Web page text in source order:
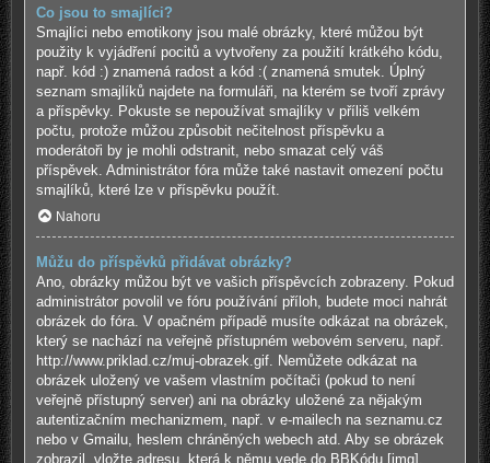
Co jsou to smajlíci?
Smajlíci nebo emotikony jsou malé obrázky, které můžou být
použity k vyjádření pocitů a vytvořeny za použití krátkého kódu,
např. kód :) znamená radost a kód :( znamená smutek. Úplný
seznam smajlíků najdete na formuláři, na kterém se tvoří zprávy
a příspěvky. Pokuste se nepoužívat smajlíky v příliš velkém
počtu, protože můžou způsobit nečitelnost příspěvku a
moderátoři by je mohli odstranit, nebo smazat celý váš
příspěvek. Administrátor fóra může také nastavit omezení počtu
smajlíků, které lze v příspěvku použít.
Nahoru
Můžu do příspěvků přidávat obrázky?
Ano, obrázky můžou být ve vašich příspěvcích zobrazeny. Pokud
administrátor povolil ve fóru používání příloh, budete moci nahrát
obrázek do fóra. V opačném případě musíte odkázat na obrázek,
který se nachází na veřejně přístupném webovém serveru, např.
http://www.priklad.cz/muj-obrazek.gif. Nemůžete odkázat na
obrázek uložený ve vašem vlastním počítači (pokud to není
veřejně přístupný server) ani na obrázky uložené za nějakým
autentizačním mechanizmem, např. v e-mailech na seznamu.cz
nebo v Gmailu, heslem chráněných webech atd. Aby se obrázek
zobrazil, vložte adresu, která k němu vede do BBKódu [img].